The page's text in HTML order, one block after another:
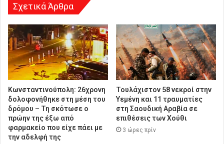
Σχετικά Άρθρα
Κωνσταντινούπολη: 26χρονη
δολοφονήθηκε στη μέση του
δρόμου – Τη σκότωσε ο
πρώην της έξω από
φαρμακείο που είχε πάει με
την αδελφή της
Τουλάχιστον 58 νεκροί στην
Υεμένη και 11 τραυματίες
στη Σαουδική Αραβία σε
επιθέσεις των Χούθι
3 ώρες πρίν